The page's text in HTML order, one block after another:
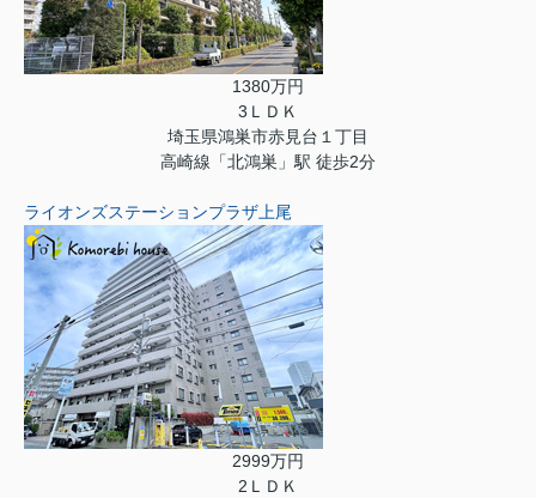
1380万円
3ＬＤＫ
埼玉県鴻巣市赤見台１丁目
高崎線「北鴻巣」駅 徒歩2分
ライオンズステーションプラザ上尾
2999万円
2ＬＤＫ